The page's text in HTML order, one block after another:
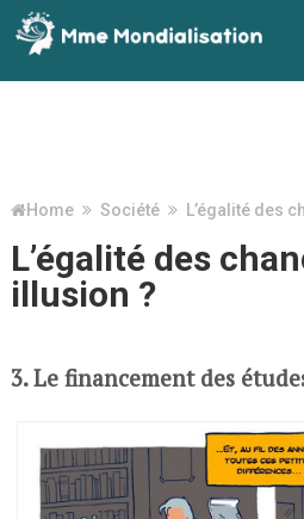
Home Société L’égalité des
L’égalité des
illusion ?
3. Le financement des